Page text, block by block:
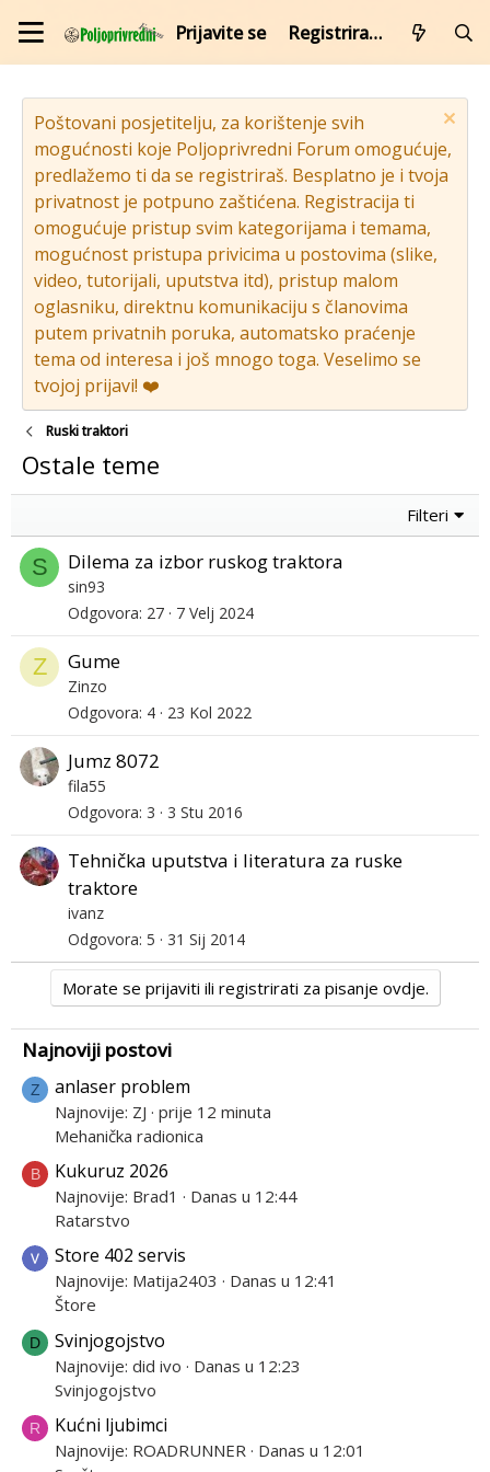
Prijavite se Registrirajte se
Poštovani posjetitelju, za korištenje svih
mogućnosti koje Poljoprivredni Forum omogućuje,
predlažemo ti da se registriraš. Besplatno je i tvoja
privatnost je potpuno zaštićena. Registracija ti
omogućuje pristup svim kategorijama i temama,
mogućnost pristupa privicima u postovima (slike,
video, tutorijali, uputstva itd), pristup malom
oglasniku, direktnu komunikaciju s članovima
putem privatnih poruka, automatsko praćenje
tema od interesa i još mnogo toga. Veselimo se
tvojoj prijavi! ❤️
Ruski traktori
Ostale teme
Filteri
S Dilema za izbor ruskog traktora
sin93
Odgovora 27 7 Velj 2024
Z Gume
Zinzo
Odgovora 4 23 Kol 2022
Jumz 8072
fila55
Odgovora 3 3 Stu 2016
Tehnička uputstva i literatura za ruske
traktore
ivanz
Odgovora 5 31 Sij 2014
Morate se prijaviti ili registrirati za pisanje ovdje.
Najnoviji postovi
Z anlaser problem
Najnovije: ZJ prije 12 minuta
Mehanička radionica
B Kukuruz 2026
Najnovije: Brad1
Danas u 12:44
Ratarstvo
Store 402 servis
Najnovije: Matija2403
Danas u 12:41
Štore
D Svinjogojstvo
Najnovije: did ivo
Danas u 12:23
Svinjogojstvo
R Kućni ljubimci
Najnovije: ROADRUNNER
Danas u 12:01